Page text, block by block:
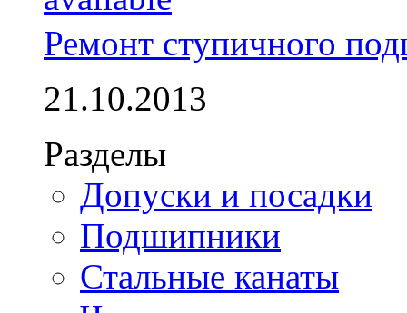
Ремонт ступичного
21.10.2013
Разделы
Допуски и посадки
Подшипники
Стальные канаты